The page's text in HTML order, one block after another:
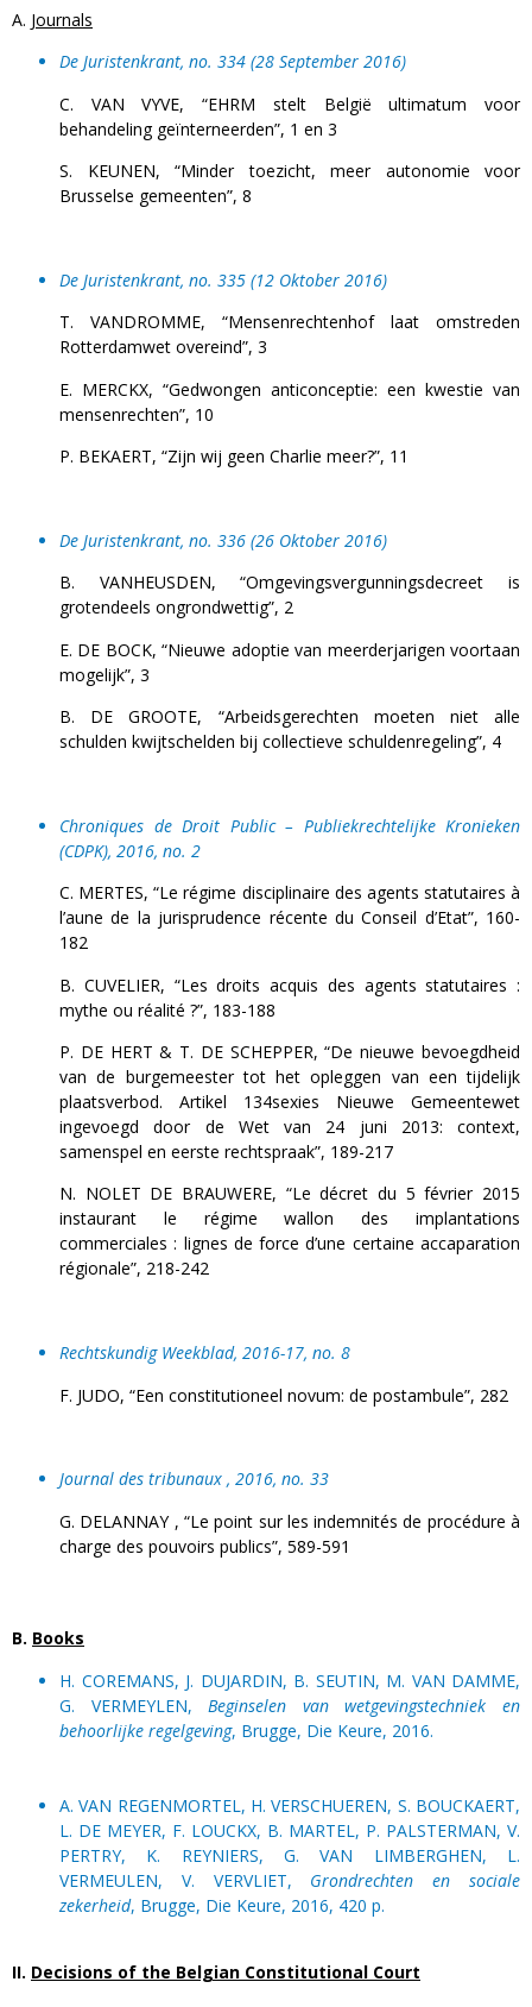
A. Journals
De Juristenkrant, no. 334 (28 September 2016)
C. VAN VYVE, “EHRM stelt België ultimatum voor
behandeling geïnterneerden”, 1 en 3
S. KEUNEN, “Minder toezicht, meer autonomie voor
Brusselse gemeenten”, 8
De Juristenkrant, no. 335 (12 Oktober 2016)
T. VANDROMME, “Mensenrechtenhof laat omstreden
Rotterdamwet overeind”, 3
E. MERCKX, “Gedwongen anticonceptie: een kwestie van
mensenrechten”, 10
P. BEKAERT, “Zijn wij geen Charlie meer?”, 11
De Juristenkrant, no. 336 (26 Oktober 2016)
B. VANHEUSDEN, “Omgevingsvergunningsdecreet is
grotendeels ongrondwettig”, 2
E. DE BOCK, “Nieuwe adoptie van meerderjarigen voortaan
mogelijk”, 3
B. DE GROOTE, “Arbeidsgerechten moeten niet alle
schulden kwijtschelden bij collectieve schuldenregeling”, 4
Chroniques de Droit Public – Publiekrechtelijke Kronieken
(CDPK), 2016, no. 2
C. MERTES, “Le régime disciplinaire des agents statutaires à
l’aune de la jurisprudence récente du Conseil d’Etat”, 160-
182
B. CUVELIER, “Les droits acquis des agents statutaires :
mythe ou réalité ?”, 183-188
P. DE HERT & T. DE SCHEPPER, “De nieuwe bevoegdheid
van de burgemeester tot het opleggen van een tijdelijk
plaatsverbod. Artikel 134sexies Nieuwe Gemeentewet
ingevoegd door de Wet van 24 juni 2013: context,
samenspel en eerste rechtspraak”, 189-217
N. NOLET DE BRAUWERE, “Le décret du 5 février 2015
instaurant le régime wallon des implantations
commerciales : lignes de force d’une certaine accaparation
régionale”, 218-242
Rechtskundig Weekblad, 2016-17, no. 8
F. JUDO, “Een constitutioneel novum: de postambule”, 282
Journal des tribunaux , 2016, no. 33
G. DELANNAY , “Le point sur les indemnités de procédure à
charge des pouvoirs publics”, 589-591
B. Books
H. COREMANS, J. DUJARDIN, B. SEUTIN, M. VAN DAMME,
G. VERMEYLEN, Beginselen van wetgevingstechniek en
behoorlijke regelgeving, Brugge, Die Keure, 2016.
A. VAN REGENMORTEL, H. VERSCHUEREN, S. BOUCKAERT,
L. DE MEYER, F. LOUCKX, B. MARTEL, P. PALSTERMAN, V.
PERTRY, K. REYNIERS, G. VAN LIMBERGHEN, L.
VERMEULEN, V. VERVLIET, Grondrechten en sociale
zekerheid, Brugge, Die Keure, 2016, 420 p.
II. Decisions of the Belgian Constitutional Court